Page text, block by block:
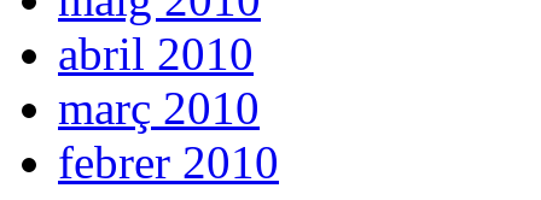
abril 2010
març 2010
febrer 2010